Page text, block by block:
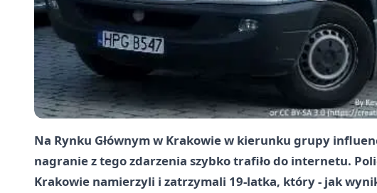
Na Rynku Głównym w Krakowie w kierunku grupy
nagranie z tego zdarzenia szybko trafiło do internetu.
Krakowie namierzyli i zatrzymali 19-latka, który - jak